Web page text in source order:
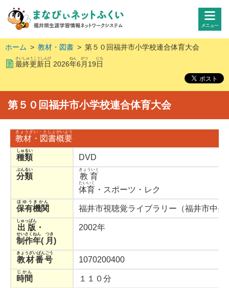
ホーム > 教材・図書 > 第５０回福井市小学校連合体育大会
最終更新日
さいしゅうこうしんび
2026年
ねん
6 月
がつ
19日
にち
第５０回福井市小学校連合体育大会
教材・図書
きょうざい・としょ
概要
がいよう
種類
しゅるい
DVD
分類
ぶんるい
教育
きょういく
体育
たいいく
・スポーツ・レク
保有機関
ほゆうきかん
福井市視聴覚ライブラリー（福井市中央
出版
しゅっぱん
・
制作年
せいさくねん
( 月
つき
)
2002年
教材番号
きょうざいばんごう
1070200400
時間
じかん
１１０分